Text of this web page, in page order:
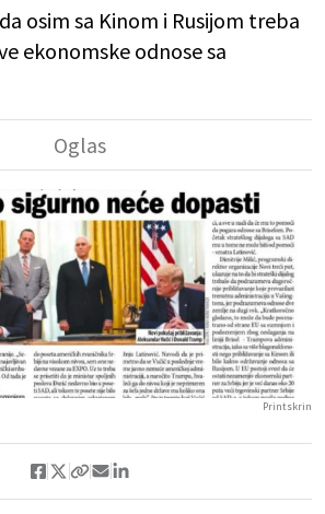
osim sa Kinom i Rusijom treba
ekonomske odnose sa
Printskrin